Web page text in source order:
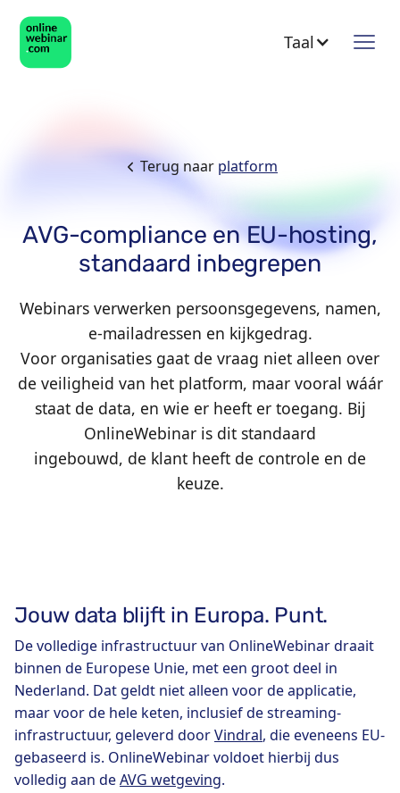
Taal
Terug naar platform
AVG-compliance en EU-hosting,
standaard inbegrepen
Webinars verwerken persoonsgegevens, namen,
e-mailadressen en kijkgedrag.
Voor organisaties gaat de vraag niet alleen over
de veiligheid van het platform, maar vooral wáár
staat de data, en wie er heeft er toegang. Bij
OnlineWebinar is dit standaard
ingebouwd, de klant heeft de controle en de
keuze.
Jouw data blijft in Europa. Punt.
De volledige infrastructuur van OnlineWebinar draait
binnen de Europese Unie, met een groot deel in
Nederland. Dat geldt niet alleen voor de applicatie,
maar voor de hele keten, inclusief de streaming-
infrastructuur, geleverd doorVindral, die eveneens EU-
gebaseerd is. OnlineWebinar voldoet hierbij dus
volledig aan deAVG wetgeving.